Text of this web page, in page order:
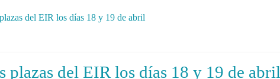
del EIR los días 18 y 19 de abril
plazas del EIR los días 18 y 19 de abril